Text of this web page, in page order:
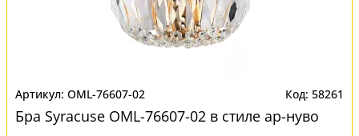
OML-76607-02 58261
Бра Syracuse OML-76607-02 в стиле ар-нуво